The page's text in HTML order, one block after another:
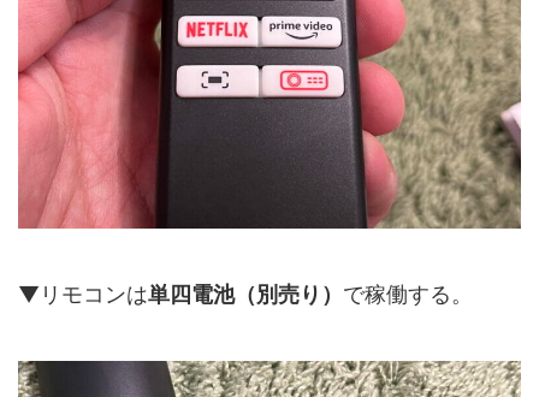
▼リモコンは単四電池（別売り） で稼働する。